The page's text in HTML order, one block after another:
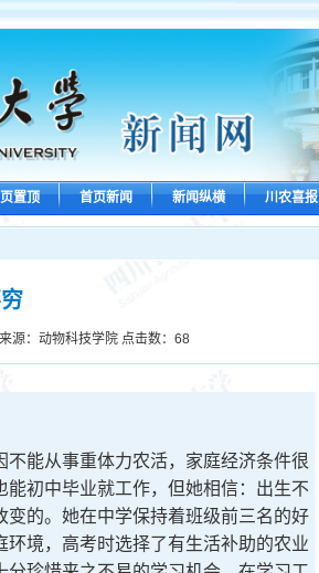
置顶 首页新闻 新闻纵横 川农喜报
源：动物科技学院 点击数： 68
能从事重体力农活，家庭经济条件很
初中毕业就工作，但她相信：出生不
的。她在中学保持着班级前三名的好
境，高考时选择了有生活补助的农业